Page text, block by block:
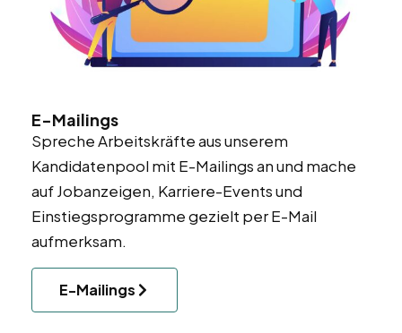
E-Mailings
Spreche Arbeitskräfte aus unserem
Kandidatenpool mit E-Mailings an und mache
auf Jobanzeigen, Karriere-Events und
Einstiegsprogramme gezielt per E-Mail
aufmerksam.
E-Mailings